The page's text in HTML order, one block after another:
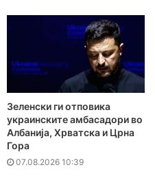
Зеленски ги отповика
украинските амбасадори во
Албанија, Хрватска и Црна
Гора
07.08.2026 10:39